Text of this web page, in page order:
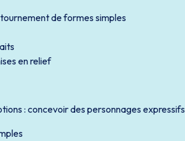
de formes simples
en relief
: concevoir des personnages expressifs